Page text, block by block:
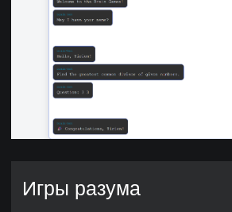
В чем отличие
от учебных проектов?
Hexlet CV генератор резюме
Codebasics
Codebattle